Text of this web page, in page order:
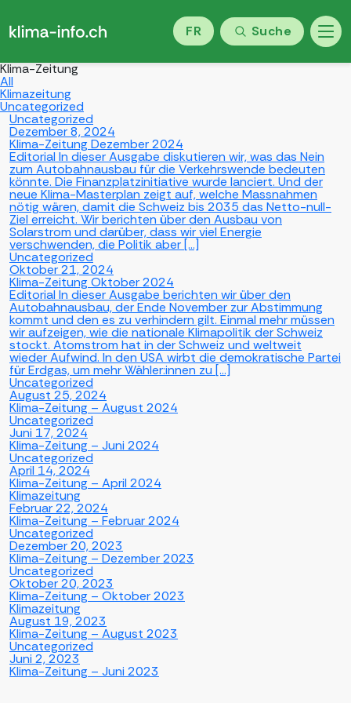
FR Suche
Klima-Zeitung
All
Klimazeitung
Uncategorized
Uncategorized
Dezember 8, 2024
Klima-Zeitung Dezember 2024
Editorial In dieser Ausgabe diskutieren wir, was das Nein
zum Autobahnausbau für die Verkehrswende bedeuten
könnte. Die Finanzplatzinitiative wurde lanciert. Und der
neue Klima-Masterplan zeigt auf, welche Massnahmen
nötig wären, damit die Schweiz bis 2035 das Netto-null-
Ziel erreicht. Wir berichten über den Ausbau von
Solarstrom und darüber, dass wir viel Energie
verschwenden, die Politik aber […]
Uncategorized
Oktober 21, 2024
Klima-Zeitung Oktober 2024
Editorial In dieser Ausgabe berichten wir über den
Autobahnausbau, der Ende November zur Abstimmung
kommt und den es zu verhindern gilt. Einmal mehr müssen
wir aufzeigen, wie die nationale Klimapolitik der Schweiz
stockt. Atomstrom hat in der Schweiz und weltweit
wieder Aufwind. In den USA wirbt die demokratische Partei
für Erdgas, um mehr Wähler:innen zu […]
Uncategorized
August 25, 2024
Klima-Zeitung – August 2024
Uncategorized
Juni 17, 2024
Klima-Zeitung – Juni 2024
Uncategorized
April 14, 2024
Klima-Zeitung – April 2024
Klimazeitung
Februar 22, 2024
Klima-Zeitung – Februar 2024
Uncategorized
Dezember 20, 2023
Klima-Zeitung – Dezember 2023
Uncategorized
Oktober 20, 2023
Klima-Zeitung – Oktober 2023
Klimazeitung
August 19, 2023
Klima-Zeitung – August 2023
Uncategorized
Juni 2, 2023
Klima-Zeitung – Juni 2023